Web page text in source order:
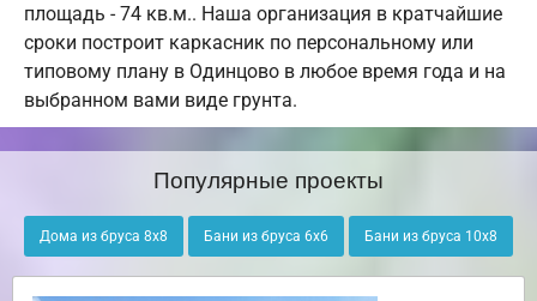
площадь - 74 кв.м.. Наша организация в кратчайшие
сроки построит каркасник по персональному или
типовому плану в Одинцово в любое время года и на
выбранном вами виде грунта.
Популярные проекты
Дома из бруса 8х8 Бани из бруса 6х6 Бани из бруса 10х8